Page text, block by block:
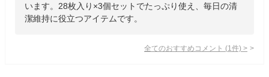
います。28枚入り×3個セットでたっぷり使え、毎日の清
潔維持に役立つアイテムです。
全てのおすすめコメント (1 件) >